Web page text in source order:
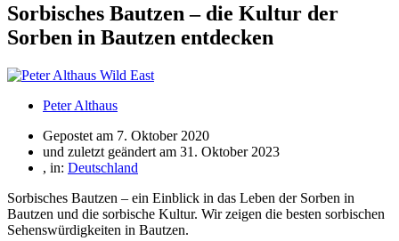
Sorbisches Bautzen – die Kultur der
Sorben in Bautzen entdecken
Peter Althaus
Gepostet am 7. Oktober 2020
und zuletzt geändert am 31. Oktober 2023
, in: Deutschland
Sorbisches Bautzen – ein Einblick in das Leben der Sorben in
Bautzen und die sorbische Kultur. Wir zeigen die besten sorbischen
Sehenswürdigkeiten in Bautzen.